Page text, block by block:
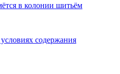
в колонии шитьём
содержания